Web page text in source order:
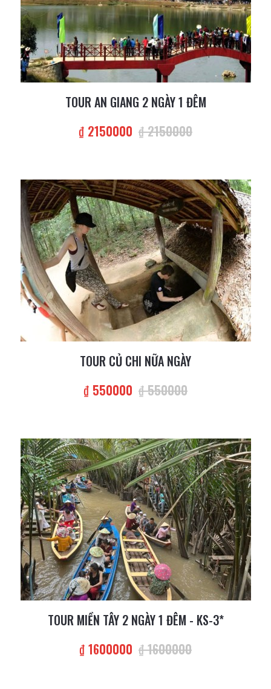
TOUR AN GIANG 2 NGÀY 1 ĐÊM
₫ 2150000 ₫ 2150000
TOUR CỦ CHI NỮA NGÀY
₫ 550000 ₫ 550000
TOUR MIỀN TÂY 2 NGÀY 1 ĐÊM - KS-3*
₫ 1600000 ₫ 1600000